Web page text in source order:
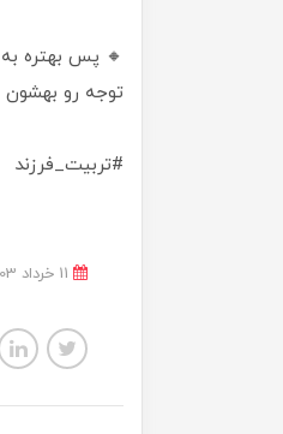
🔸 پس بهتره
توجه رو بهشون
#تربیت_فرزند